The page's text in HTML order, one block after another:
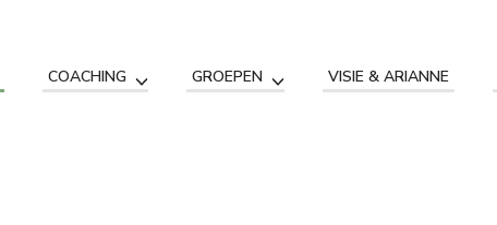
COACHING GROEPEN VISIE & ARIANNE